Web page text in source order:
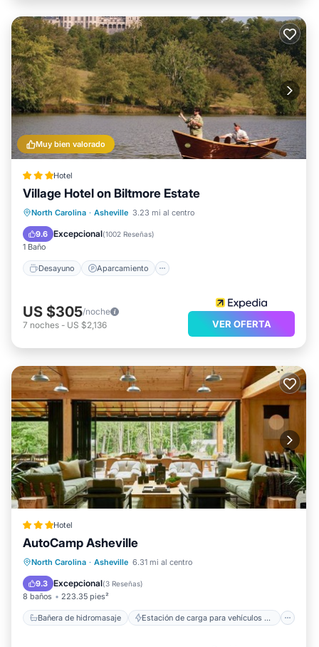
Muy bien valorado
Hotel
Village Hotel on Biltmore Estate
North Carolina · Asheville 3.23 mi al centro
9.6 Excepcional(1002 Reseñas)
1 Baño
Desayuno Aparcamiento
Desayuno Aparcamiento
Spa
US $305/noche
7 noches - US $2,136 VER OFERTA
Hotel
AutoCamp Asheville
North Carolina · Asheville 6.31 mi al centro
9.3 Excepcional(3 Reseñas)
8 baños 223.35 pies²
Bañera de hidromasaje Estación de carga para vehículos eléctricos
Bañera de hidromasaje
Estación de carga para vehículos eléctricos
Aparcamiento